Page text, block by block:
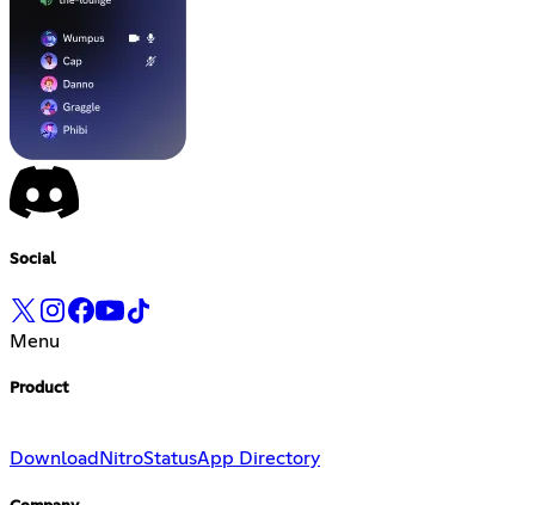
Social
Menu
Product
Download NitroStatusApp Directory